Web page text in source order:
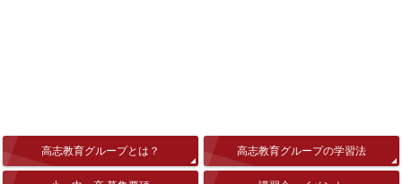
高志教育グループとは？ 高志教育グループの学習法